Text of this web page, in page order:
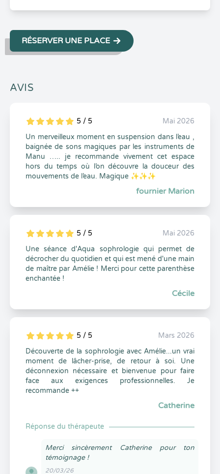
RÉSERVER UNE PLACE
AVIS
5
1
5
0 5 / 5
Mai 2026
Un merveilleux moment en suspension dans l’eau ,
baignée de sons magiques par les instruments de
Manu ….. je recommande vivement cet espace
hors du temps où l’on découvre la douceur des
mouvements de l’eau. Magique ✨✨✨
fournier Marion
5
1
5
0 5 / 5
Mai 2026
Une séance d'Aqua sophrologie qui permet de
décrocher du quotidien et qui est mené d'une main
de maître par Amélie ! Merci pour cette parenthèse
enchantée !
Cécile
5
1
5
0 5 / 5
Mars 2026
Découverte de la sophrologie avec Amélie...un vrai
moment de lâcher-prise, de retour à soi. Une
déconnexion nécessaire et bienvenue pour faire
face aux exigences professionnelles. Je
recommande ++
Catherine
Réponse du thérapeute
Merci sincèrement Catherine pour ton
témoignage !
20/03/26